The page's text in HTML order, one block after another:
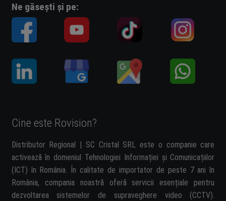
Ne găsești și pe:
Cine este Rovision?
Distributor Regional | SC Cristal SRL este o companie care
activează în domeniul Tehnologiei Informației și Comunicațiilor
(ICT) în România. În calitate de importator de peste 7 ani în
România, compania noastră oferă servicii esențiale pentru
dezvoltarea sistemelor de supraveghere video (CCTV).